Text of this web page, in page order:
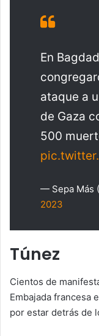
En
ataque a
de Gaza
500
— Sepa Más
2023
Túnez
Cientos de
Embajada francesa
por estar detrás de